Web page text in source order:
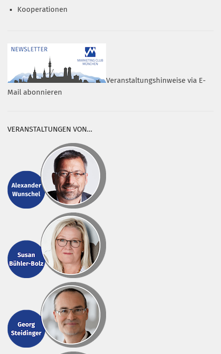
Kooperationen
Veranstaltungshinweise via E-
Mail abonnieren
VERANSTALTUNGEN VON…